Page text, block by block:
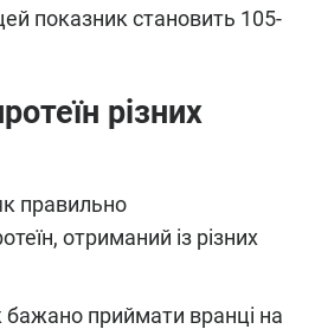
показник становить 105-
різних
правильно
отриманий із різних
бажано приймати вранці на